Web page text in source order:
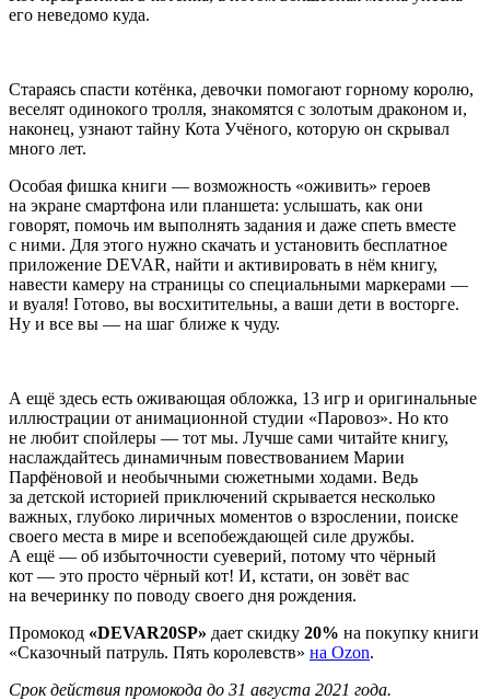
его неведомо куда.
Стараясь спасти котёнка, девочки помогают горному королю,
веселят одинокого тролля, знакомятся с золотым драконом и,
наконец, узнают тайну Кота Учёного, которую он скрывал
много лет.
Особая фишка книги — возможность «оживить» героев
на экране смартфона или планшета: услышать, как они
говорят, помочь им выполнять задания и даже спеть вместе
с ними. Для этого нужно скачать и установить бесплатное
приложение DEVAR, найти и активировать в нём книгу,
навести камеру на страницы со специальными маркерами —
и вуаля! Готово, вы восхитительны, а ваши дети в восторге.
Ну и все вы — на шаг ближе к чуду.
А ещё здесь есть оживающая обложка, 13 игр и оригинальные
иллюстрации от анимационной студии «Паровоз». Но кто
не любит спойлеры — тот мы. Лучше сами читайте книгу,
наслаждайтесь динамичным повествованием Марии
Парфёновой и необычными сюжетными ходами. Ведь
за детской историей приключений скрывается несколько
важных, глубоко лиричных моментов о взрослении, поиске
своего места в мире и всепобеждающей силе дружбы.
А ещё — об избыточности суеверий, потому что чёрный
кот — это просто чёрный кот! И, кстати, он зовёт вас
на вечеринку по поводу своего дня рождения.
Промокод «DEVAR20SP» дает скидку 20% на покупку книги
«Сказочный патруль. Пять королевств» на Ozon.
Срок действия промокода до 31 августа 2021 года.